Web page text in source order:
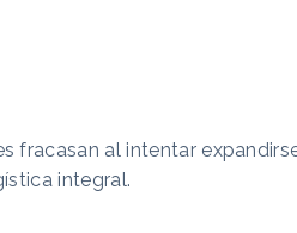
fracasan al intentar
integral.